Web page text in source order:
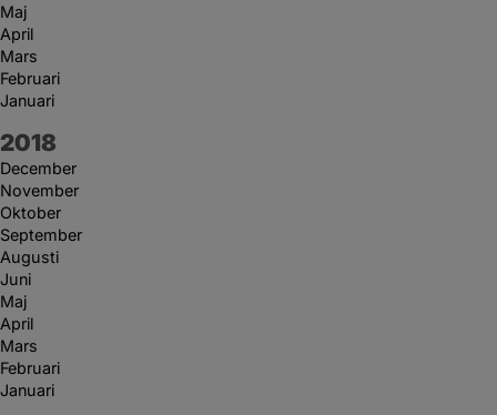
Maj
April
Mars
Februari
Januari
År:
2018
December
November
Oktober
September
Augusti
Juni
Maj
April
Mars
Februari
Januari